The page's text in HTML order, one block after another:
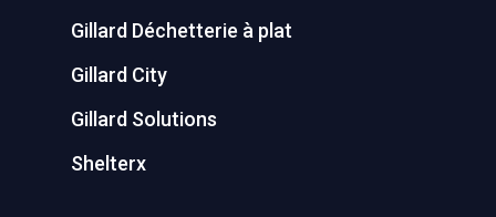
Gillard Déchetterie à plat
Gillard City
Gillard Solutions
Shelterx